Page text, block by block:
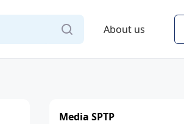
About us
Media SPTP